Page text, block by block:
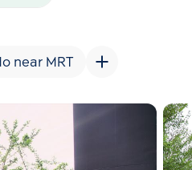
near MRT
Add comparative units
Number 2